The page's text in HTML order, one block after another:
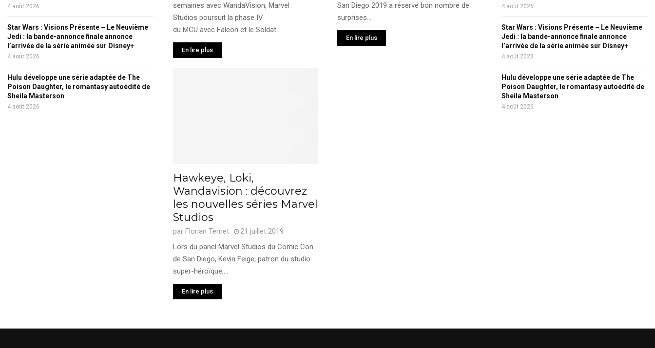
semaines avec WandaVision, Marvel
Studios poursuit la phase IV
du MCU avec Falcon et le Soldat...
En lire plus
San Diego 2019 a réservé bon nombre de
surprises...
En lire plus
Hawkeye, Loki,
Wandavision : découvrez
les nouvelles séries Marvel
Studios
par Florian Ternet
21 juillet 2019
Lors du panel Marvel Studios du Comic Con
de San Diego, Kevin Feige, patron du studio
super-héroïque,...
En lire plus
4 août 2026
Star Wars : Visions Présente – Le Neuvième
Jedi : la bande-annonce finale annonce
l’arrivée de la série animée sur Disney+
4 août 2026
Hulu développe une série adaptée de The
Poison Daughter, le romantasy autoédité de
Sheila Masterson
4 août 2026
4 août 2026
Star Wars : Visions Présente – Le Neuvième
Jedi : la bande-annonce finale annonce
l’arrivée de la série animée sur Disney+
4 août 2026
Hulu développe une série adaptée de The
Poison Daughter, le romantasy autoédité de
Sheila Masterson
4 août 2026